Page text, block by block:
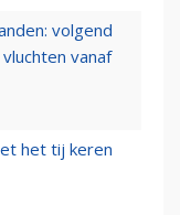
volgend
vanaf
het tij keren